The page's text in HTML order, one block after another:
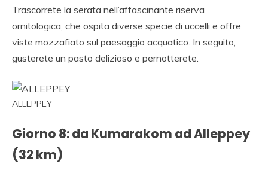
Trascorrete la serata nell’affascinante riserva
ornitologica, che ospita diverse specie di uccelli e offre
viste mozzafiato sul paesaggio acquatico. In seguito,
gusterete un pasto delizioso e pernotterete.
ALLEPPEY
Giorno 8: da Kumarakom ad Alleppey
(32 km)